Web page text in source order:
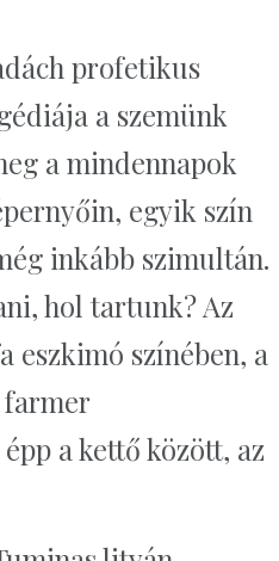
profetikus
a szemünk
a mindennapok
egyik szín
inkább szimultán.
hol tartunk? Az
eszkimó színében, a
a kettő között, az